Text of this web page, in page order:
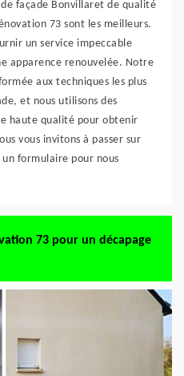
façade Bonvillaret de qualité
73 sont les meilleurs.
un service impeccable
apparence renouvelée. Notre
aux techniques les plus
et nous utilisons des
haute qualité pour obtenir
vous invitons à passer sur
formulaire pour nous
73 pour un décapage